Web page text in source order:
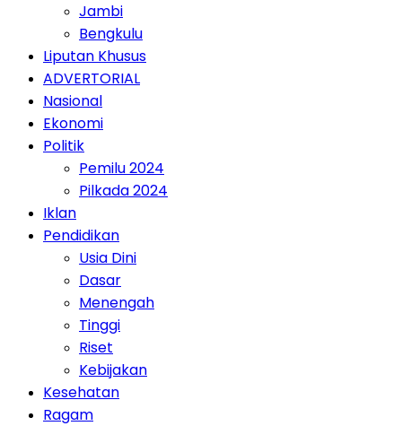
Jambi
Bengkulu
Liputan Khusus
ADVERTORIAL
Nasional
Ekonomi
Politik
Pemilu 2024
Pilkada 2024
Iklan
Pendidikan
Usia Dini
Dasar
Menengah
Tinggi
Riset
Kebijakan
Kesehatan
Ragam